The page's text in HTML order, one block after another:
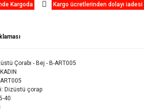
Kargoda Kargo ücretlerinden dolayı
Çorabı - Bej - B-ART005
Dizüstü çorap
40